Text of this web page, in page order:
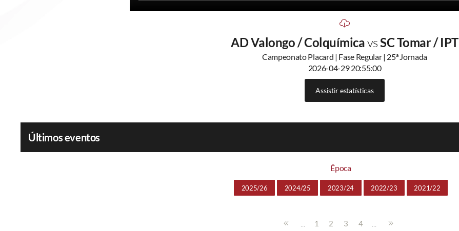
AD Valongo / ColquímicavsSC Tomar / IPT
Campeonato Placard | Fase Regular | 25ª Jornada
2026-04-29 20:55:00
Assistir estatísticas
Últimos eventos
Época
2025/26 2024/25 2023/24 2022/23 2021/22
... 1 2 3 4 ...